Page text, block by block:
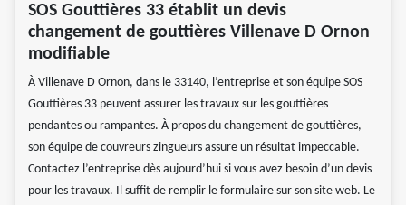
SOS Gouttières 33 établit un devis
changement de gouttières Villenave D Ornon
modifiable
À Villenave D Ornon, dans le 33140, l’entreprise et son équipe SOS
Gouttières 33 peuvent assurer les travaux sur les gouttières
pendantes ou rampantes. À propos du changement de gouttières,
son équipe de couvreurs zingueurs assure un résultat impeccable.
Contactez l’entreprise dès aujourd’hui si vous avez besoin d’un devis
pour les travaux. Il suffit de remplir le formulaire sur son site web. Le